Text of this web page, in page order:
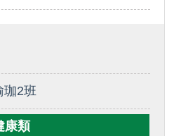
珈2班
康類